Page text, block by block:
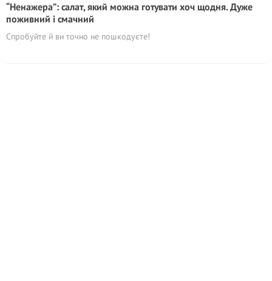
“Ненажера”: салат, який можна готувати хоч щодня. Дуже
поживний і смачний
Спробуйте й ви точно не пошкодуєте!